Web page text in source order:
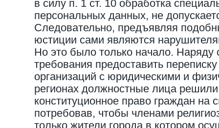
в силу п. 1 ст. 10 обработка
персональных данных, не
Следовательно, предъявляя
юстиции сами являются
Но это было только начало. Наряду
требования предоставить
организаций с юридическими и
регионах должностные лица решили
конституционное право граждан на
потребовав, чтобы членами
только жители города в котором